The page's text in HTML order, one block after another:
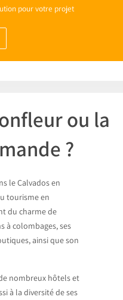
pour votre projet
ou la
?​
le Calvados en
tourisme en
du charme de
à colombages, ses
ainsi que son
nombreux hôtels et
à la diversité de ses